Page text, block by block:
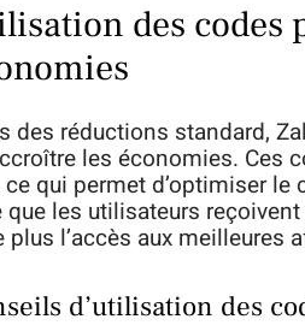
des codes
des réductions standard,
les économies. Ces
qui permet d’optimiser
que les utilisateurs
plus l’accès aux meilleures
d’utilisation des